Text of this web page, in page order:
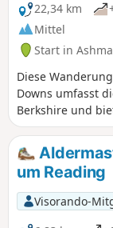
22,34 km
Mittel
Start in
Diese
Downs umfasst
Berkshire und
Rückweg führt
sich an die
größtenteils auf
Rückweg
um Reading
Visorando-